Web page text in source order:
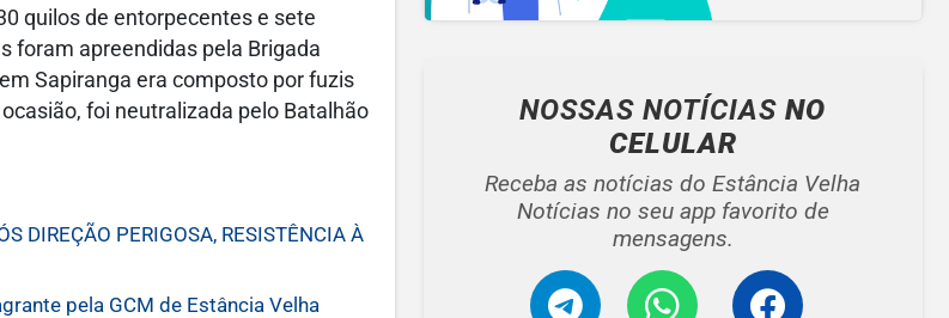
quilos de entorpecentes e sete
foram apreendidas pela Brigada
Sapiranga era composto por fuzis
foi neutralizada pelo Batalhão
DIREÇÃO PERIGOSA, RESISTÊNCIA À
pela GCM de Estância Velha
NOSSAS NOTÍCIASNO
CELULAR
Receba as notícias do Estância Velha
Notícias no seu app favorito de
mensagens.